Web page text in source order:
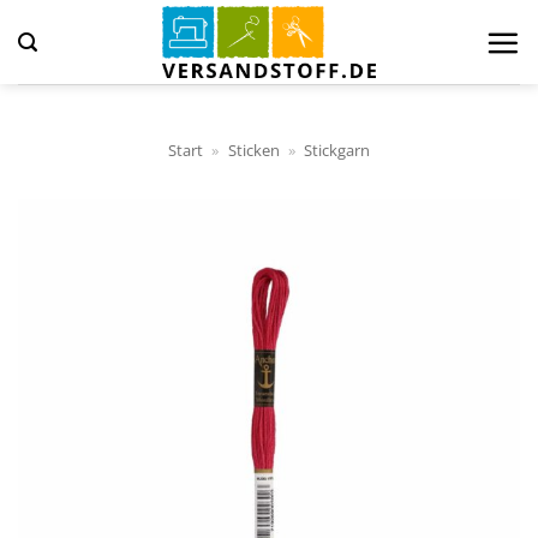
Inhalt
springen
Start » Sticken » Stickgarn